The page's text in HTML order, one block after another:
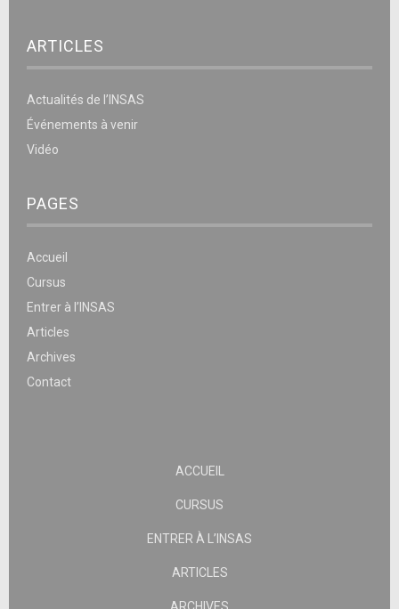
ARTICLES
Actualités de l’INSAS
Événements à venir
Vidéo
PAGES
Accueil
Cursus
Entrer à l’INSAS
Articles
Archives
Contact
ACCUEIL
CURSUS
ENTRER À L’INSAS
ARTICLES